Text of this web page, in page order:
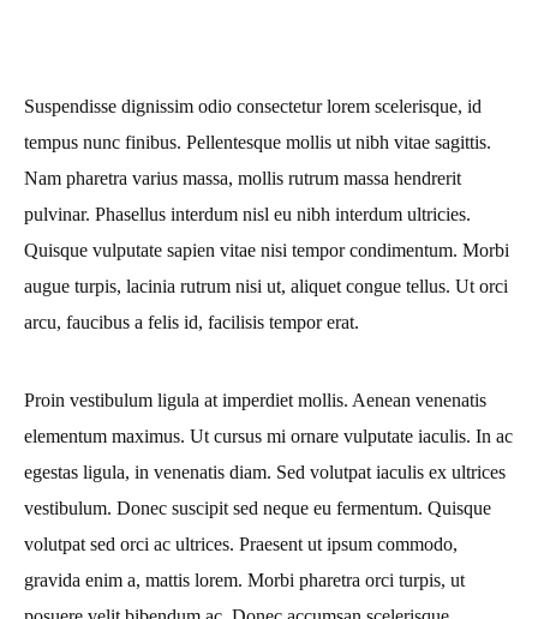
Suspendisse dignissim odio consectetur lorem scelerisque, id
tempus nunc finibus. Pellentesque mollis ut nibh vitae sagittis.
Nam pharetra varius massa, mollis rutrum massa hendrerit
pulvinar. Phasellus interdum nisl eu nibh interdum ultricies.
Quisque vulputate sapien vitae nisi tempor condimentum. Morbi
augue turpis, lacinia rutrum nisi ut, aliquet congue tellus. Ut orci
arcu, faucibus a felis id, facilisis tempor erat.
Proin vestibulum ligula at imperdiet mollis. Aenean venenatis
elementum maximus. Ut cursus mi ornare vulputate iaculis. In ac
egestas ligula, in venenatis diam. Sed volutpat iaculis ex ultrices
vestibulum. Donec suscipit sed neque eu fermentum. Quisque
volutpat sed orci ac ultrices. Praesent ut ipsum commodo,
gravida enim a, mattis lorem. Morbi pharetra orci turpis, ut